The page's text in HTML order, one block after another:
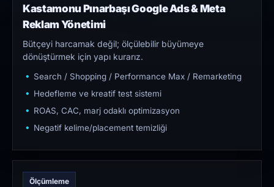
Kastamonu Pınarbaşı Google Ads & Meta
Reklam Yönetimi
Bütçeyi harcamak değil; ölçülebilir büyümeye
dönüştürmek için yapı kurarız.
Search / Shopping / Performance Max / Remarketing
Hedefleme ve kreatif test sistemi
ROAS, CAC, marj odaklı optimizasyon
Negatif kelime/placement temizliği
Ölçümleme